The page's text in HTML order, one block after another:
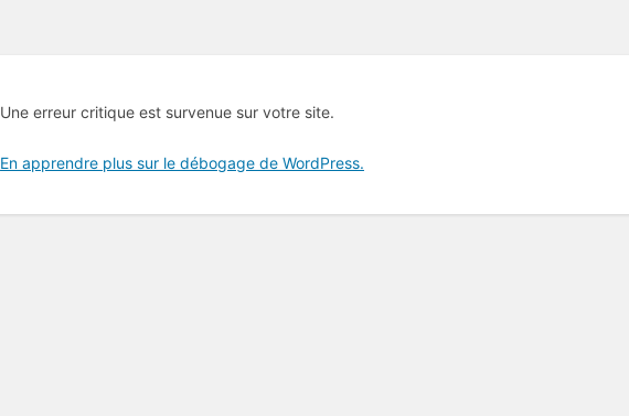
Une erreur critique est survenue sur votre site.
En apprendre plus sur le débogage de WordPress.